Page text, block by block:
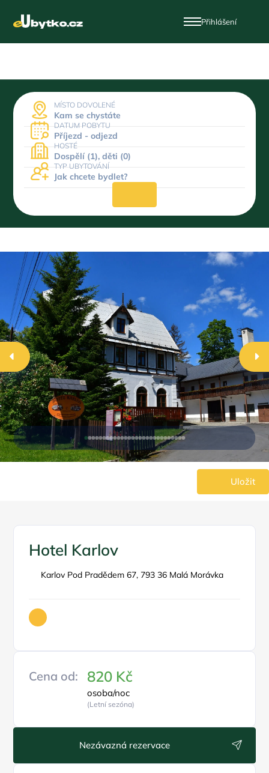
Přihlášení
MÍSTO DOVOLENÉ
Kam se chystáte
DATUM POBYTU
Příjezd - odjezd
HOSTÉ
Dospělí (1), děti (0)
TYP UBYTOVÁNÍ
Jak chcete bydlet?
Uložit
Hotel Karlov
Karlov Pod Pradědem 67, 793 36 Malá Morávka
Cena od: 820 Kč
osoba/noc
(Letní sezóna)
Nezávazná rezervace